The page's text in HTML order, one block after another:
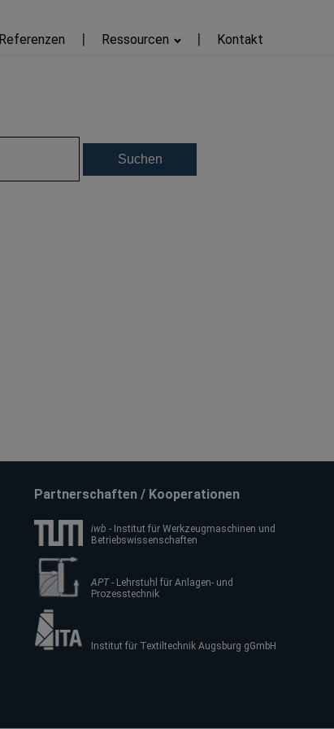
Referenzen Ressourcen Kontakt
Partnerschaften / Kooperationen
iwb - Institut für Werkzeugmaschinen und
Betriebswissenschaften
APT- Lehrstuhl für Anlagen- und
Prozesstechnik
Institut für Textiltechnik Augsburg gGmbH